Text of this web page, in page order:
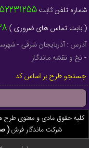
شماره تلفن ثابت 52231255 - 041
( بابت تماس های ضروری )
- نخ و نقشه ماندگار
جستجو طرح بر اساس کد
کلیه حقوق مادی و معنوی
شرکت ماندگار فرش(